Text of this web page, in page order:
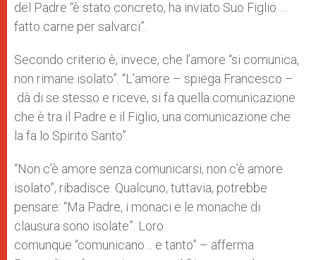
del Padre “è stato concreto, ha inviato Suo Figlio …
fatto carne per salvarci”.
Secondo criterio è, invece, che l’amore “si comunica,
non rimane isolato”. “L’amore – spiega Francesco –
dà di se stesso e riceve, si fa quella comunicazione
che è tra il Padre e il Figlio, una comunicazione che
la fa lo Spirito Santo”.
“Non c’è amore senza comunicarsi, non c’è amore
isolato”, ribadisce. Qualcuno, tuttavia, potrebbe
pensare: “Ma Padre, i monaci e le monache di
clausura sono isolate”. Loro
comunque “comunicano… e tanto” – afferma